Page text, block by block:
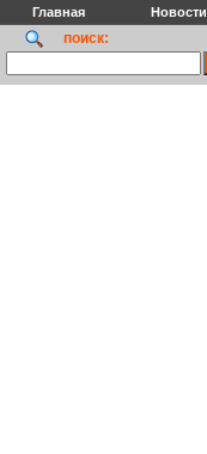
Главная Новости
поиск: